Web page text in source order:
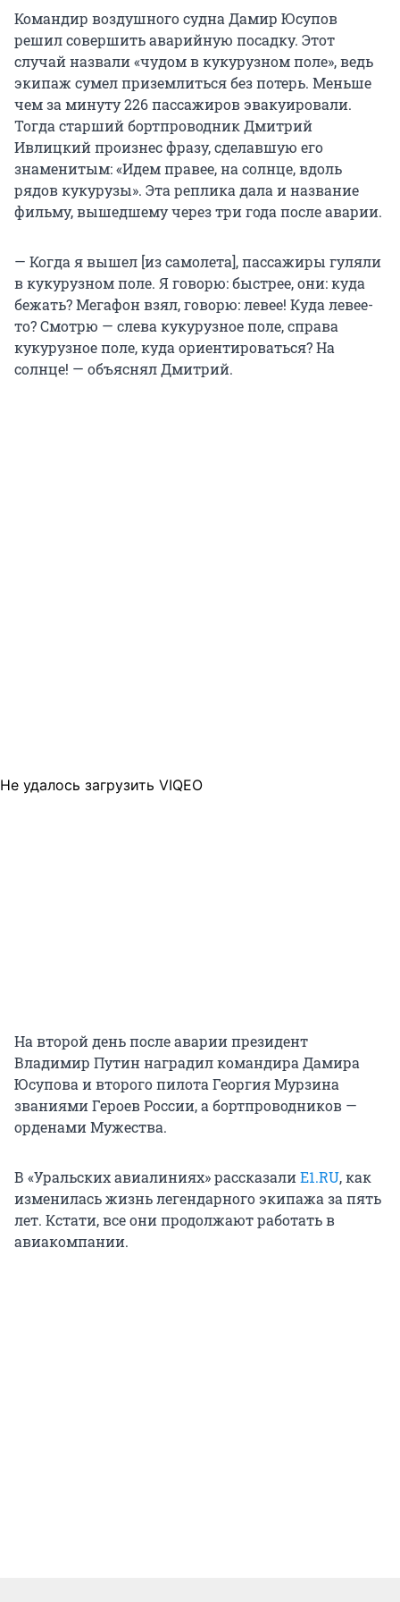
Командир воздушного судна Дамир Юсупов
решил совершить аварийную посадку. Этот
случай назвали «чудом в кукурузном поле», ведь
экипаж сумел приземлиться без потерь. Меньше
чем за минуту 226 пассажиров эвакуировали.
Тогда старший бортпроводник Дмитрий
Ивлицкий произнес фразу, сделавшую его
знаменитым: «Идем правее, на солнце, вдоль
рядов кукурузы». Эта реплика дала и название
фильму, вышедшему через три года после аварии.
— Когда я вышел [из самолета], пассажиры гуляли
в кукурузном поле. Я говорю: быстрее, они: куда
бежать? Мегафон взял, говорю: левее! Куда левее-
то? Смотрю — слева кукурузное поле, справа
кукурузное поле, куда ориентироваться? На
солнце! — объяснял Дмитрий.
Не удалось загрузить VIQEO
На второй день после аварии президент
Владимир Путин наградил командира Дамира
Юсупова и второго пилота Георгия Мурзина
званиями Героев России, а бортпроводников —
орденами Мужества.
В «Уральских авиалиниях» рассказалиE1.RU, как
изменилась жизнь легендарного экипажа за пять
лет. Кстати, все они продолжают работать в
авиакомпании.